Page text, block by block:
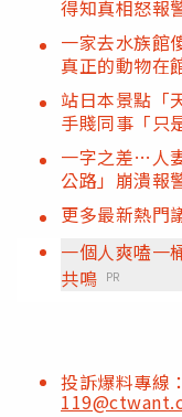
得知真相怒報
一家去水族館
真正的動物在
站日本景點「
手賤同事「只
一字之差…人
公路」崩潰報
更多最新熱門
一個人爽嗑一
共鳴 PR
投訴爆料專線：